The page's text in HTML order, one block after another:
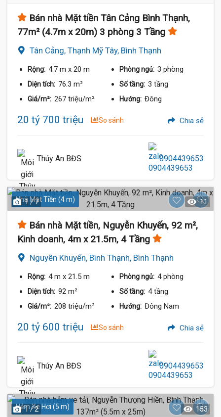
Bán nhà Mặt tiền Tân Cảng Bình Thạnh,
77m² (4.7m x 20m) 3 phòng 3 Tầng
Tân Cảng, Thạnh Mỹ Tây, Bình Thạnh
Rộng: 4.7 m x 20 m Phòng ngủ: 3 phòng
Diện tích: 76.3 m² Số tầng: 3 tầng
Giá/m²: 267 triệu/m² Hướng: Đông
20 tỷ 700 triệu So sánh Chia sẻ
Thúy An BĐS 0904439653
Nhà Mặt Tiền (4 m)
1 / 7 11
Bán nhà Mặt tiền, Nguyễn Khuyến, 92 m²,
Kinh doanh, 4m x 21.5m, 4 Tầng
Nguyễn Khuyến, Bình Thạnh, Bình Thạnh
Rộng: 4 m x 21.5 m Phòng ngủ: 4 phòng
Diện tích: 92 m² Số tầng: 4 tầng
Giá/m²: 208 triệu/m² Hướng: Đông Nam
20 tỷ 600 triệu So sánh Chia sẻ
Thúy An BĐS 0904439653
Hẻm Xe Hơi (5 m)
1 / 2 153